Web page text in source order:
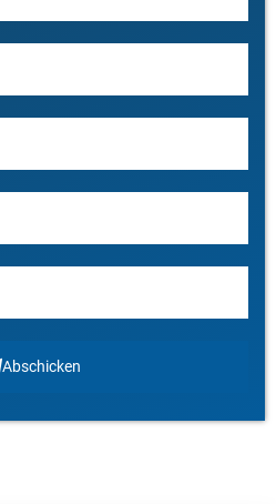
Abschicken